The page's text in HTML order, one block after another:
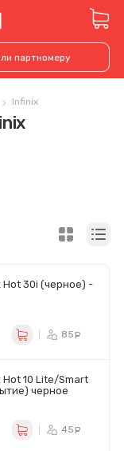
Infinix
30i (черное) -
85
10 Lite/Smart
черное
45